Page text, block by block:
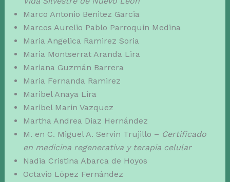
Marco Antonio Benitez Garcia
Marcos Aurelio Pablo Parroquin Medina
Maria Angelica Ramirez Soria
Maria Montserrat Aranda Lira
Mariana Guzmán Barrera
Maria Fernanda Ramirez
Maribel Anaya Lira
Maribel Marin Vazquez
Martha Andrea Diaz Hernández
M. en C. Miguel A. Servin Trujillo – Certificado
en medicina regenerativa y terapia celular
Nadia Cristina Abarca de Hoyos
Octavio López Fernández